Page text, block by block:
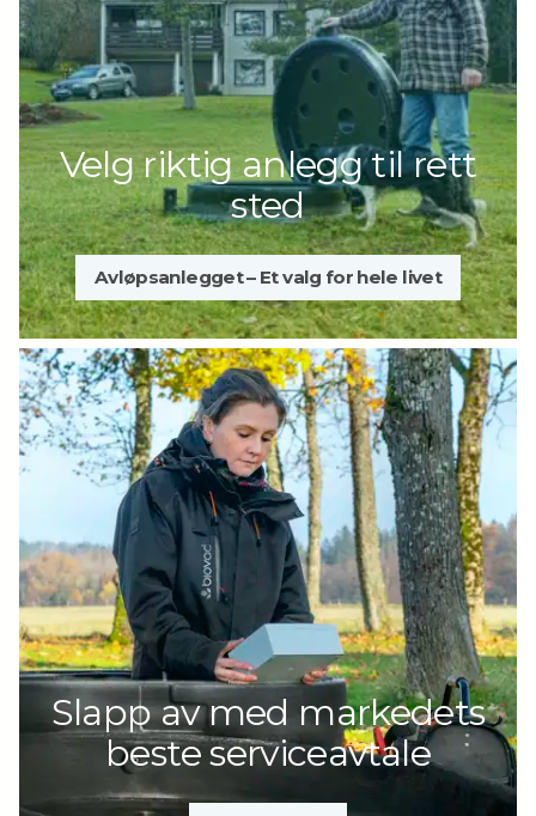
230V
Styring
Biovac SBR
Controller
Strømforbruk 3-4 kWh/døgn
Elektrisk tilførsel
15A
jordfeilautomat
30mA
Velg riktig anlegg til rett
sted
Avløpsanlegget – Et valg for hele livet
Slapp av med markedets
beste serviceavtale